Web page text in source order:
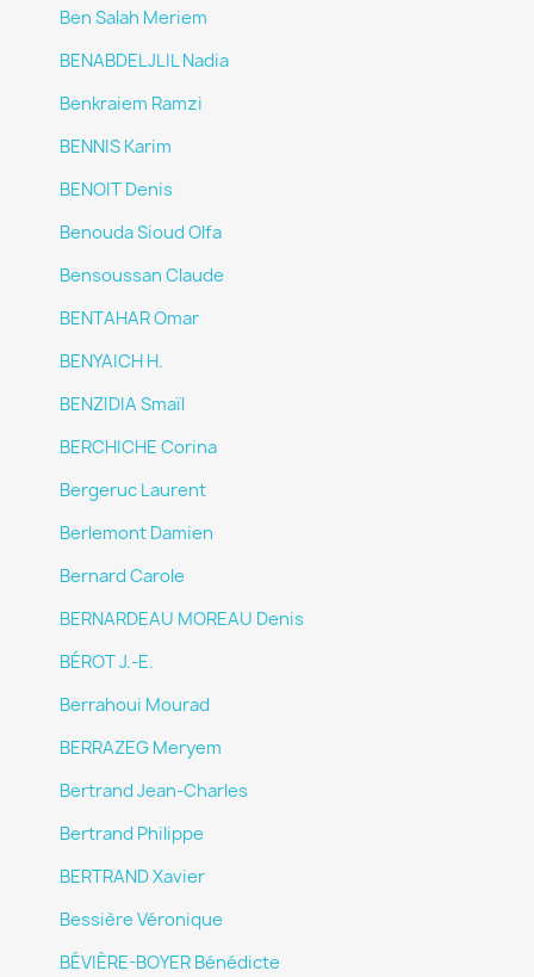
Ben Salah Meriem
BENABDELJLIL Nadia
Benkraiem Ramzi
BENNIS Karim
BENOIT Denis
Benouda Sioud Olfa
Bensoussan Claude
BENTAHAR Omar
BENYAICH H.
BENZIDIA Smaïl
BERCHICHE Corina
Bergeruc Laurent
Berlemont Damien
Bernard Carole
BERNARDEAU MOREAU Denis
BÉROT J.-E.
Berrahoui Mourad
BERRAZEG Meryem
Bertrand Jean-Charles
Bertrand Philippe
BERTRAND Xavier
Bessière Véronique
BÉVIÈRE-BOYER Bénédicte